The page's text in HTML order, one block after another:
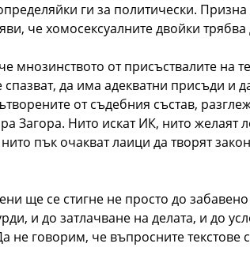
ги за политически.
че хомосексуалните двойки
мнозинството от присъствалите на
спазват, да има адекватни присъди и
от съдебния състав,
Загора. Нито искат ИК, нито
пък очакват лаици да творят
ще се стигне не просто до
и до затлачване на делата, и до
не говорим, че въпросните текстове